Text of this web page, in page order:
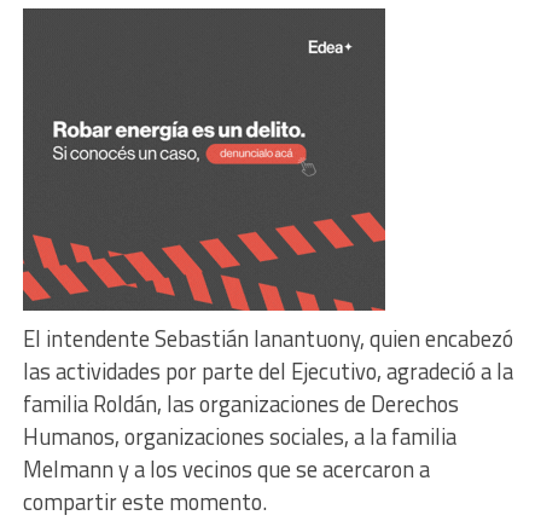
El intendente Sebastián Ianantuony, quien encabezó
las actividades por parte del Ejecutivo, agradeció a la
familia Roldán, las organizaciones de Derechos
Humanos, organizaciones sociales, a la familia
Melmann y a los vecinos que se acercaron a
compartir este momento.